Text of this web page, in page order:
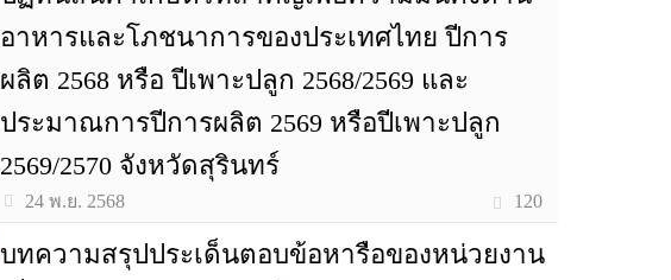
อาหารและโภชนาการของประเทศไทย ปีการ
ผลิต 2568 หรือ ปีเพาะปลูก 2568/2569 และ
ประมาณการปีการผลิต 2569 หรือปีเพาะปลูก
2569/2570 จังหวัดสุรินทร์
24 พ.ย. 2568 120
บทความสรุปประเด็นตอบข้อหารือของหน่วยงาน